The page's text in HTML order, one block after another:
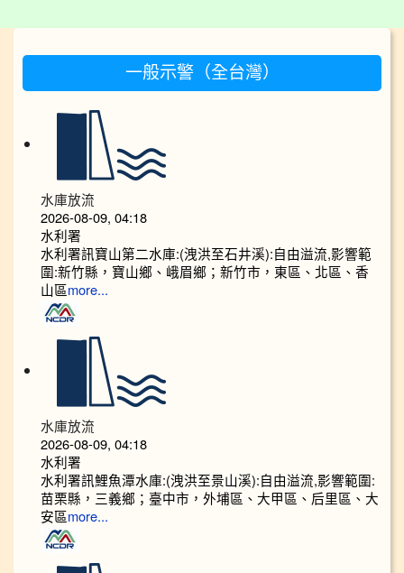
一般示警（全台灣）
水庫放流
2026-08-09, 04:18
水利署
水利署訊寶山第二水庫:(洩洪至石井溪):自由溢流,影響範
圍:新竹縣，寶山鄉、峨眉鄉；新竹市，東區、北區、香
山區more...
水庫放流
2026-08-09, 04:18
水利署
水利署訊鯉魚潭水庫:(洩洪至景山溪):自由溢流,影響範圍:
苗栗縣，三義鄉；臺中市，外埔區、大甲區、后里區、大
安區more...